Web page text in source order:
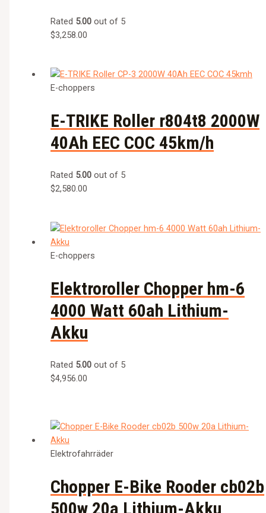
Rated 5.00 out of 5
$3,258.00
E-choppers
E-TRIKE Roller r804t8 2000W
40Ah EEC COC 45km/h
Rated 5.00 out of 5
$2,580.00
E-choppers
Elektroroller Chopper hm-6
4000 Watt 60ah Lithium-
Akku
Rated 5.00 out of 5
$4,956.00
Elektrofahrräder
Chopper E-Bike Rooder cb02b
500w 20a Lithium-Akku